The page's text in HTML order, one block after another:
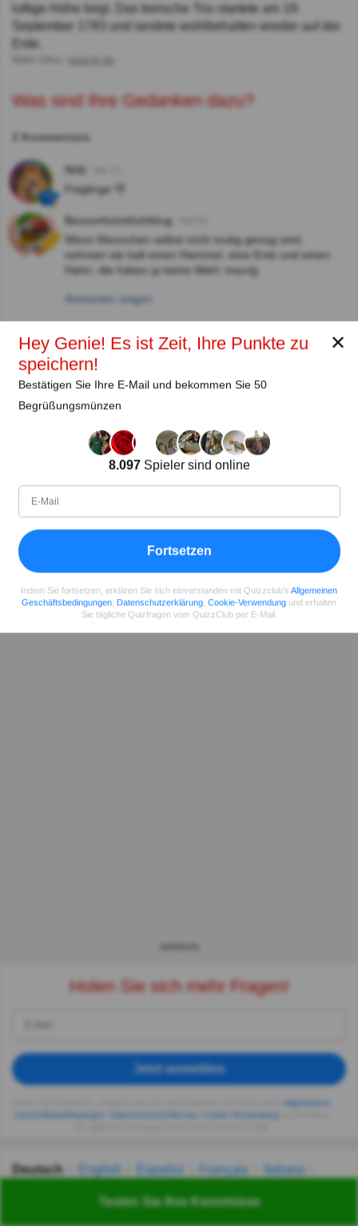
luftige Höhe birgt. Das tierische Trio startete am 19.
September 1783 und landete wohlbehalten wieder auf der
Erde.
www.br.de
Testen Sie Ihre Kenntnisse
Was sind Ihre Gedanken dazu?
2 Kommentare
NiSi
Feiglinge 👎
Besserheimlichklug
Wenn Menschen selbst nicht mutig genug sind,
nehmen sie halt einen Hammel, eine Ente und einen
Hahn, die haben ja keine Wahl, traurig
Antworten zeigen
Autor:
Lena Strauss
Autor
Seit
11.2018
Level
99
Punktzahl
2454258
Teilenauf Facebook
Holen Sie sich mehr Fragen!
Jetzt anmelden
Deutsch English Español Français
Italiano
Українська हिन्दी 한국어 汉语
✕
Hey Genie! Es ist Zeit, Ihre Punkte zu
speichern!
Bestätigen Sie Ihre E-Mail und bekommen Sie 50
Begrüßungsmünzen
8.097Spieler sind online
Fortsetzen
Indem Sie fortsetzen, erklären Sie sich einverstanden mit Quizzclub's Allgemeinen
Geschäftsbedingungen Datenschutzerklärung Cookie-Verwendung und erhalten
Sie tägliche Quizfragen vom QuizzClub per E-Mail.